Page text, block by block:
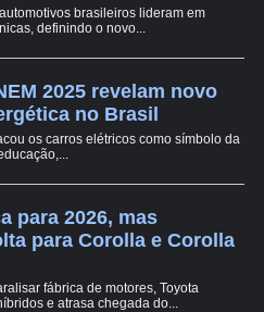
brasileiros lideram em
definindo o novo...
2025 revelam novo
no Brasil
os carros elétricos como símbolo da
para 2026, mas
para Corolla e Corolla
fábrica de motores, Toyota
e atrasa chegada do...